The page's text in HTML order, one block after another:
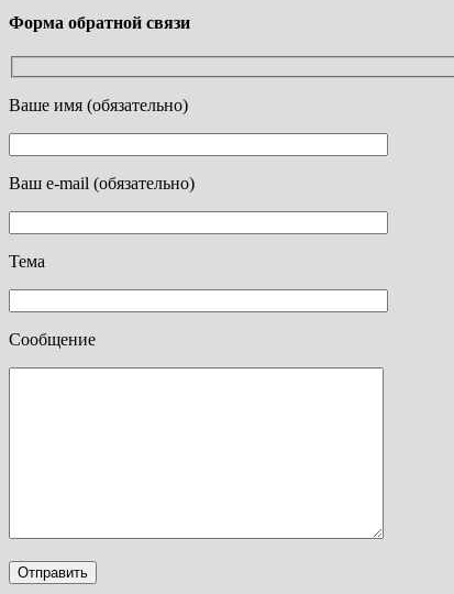
Форма обратной связи
Ваше имя (обязательно)
Ваш e-mail (обязательно)
Тема
Сообщение